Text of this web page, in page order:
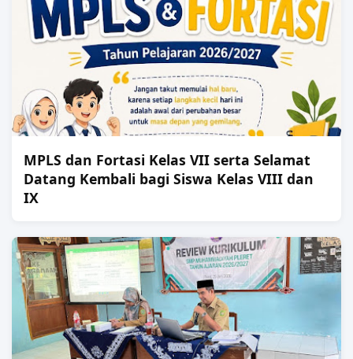
MPLS dan Fortasi Kelas VII serta Selamat
Datang Kembali bagi Siswa Kelas VIII dan
IX